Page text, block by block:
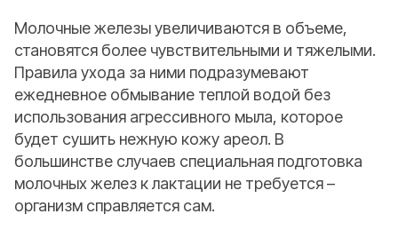
Молочные железы увеличиваются в объеме,
становятся более чувствительными и тяжелыми.
Правила ухода за ними подразумевают
ежедневное обмывание теплой водой без
использования агрессивного мыла, которое
будет сушить нежную кожу ареол. В
большинстве случаев специальная подготовка
молочных желез к лактации не требуется –
организм справляется сам.